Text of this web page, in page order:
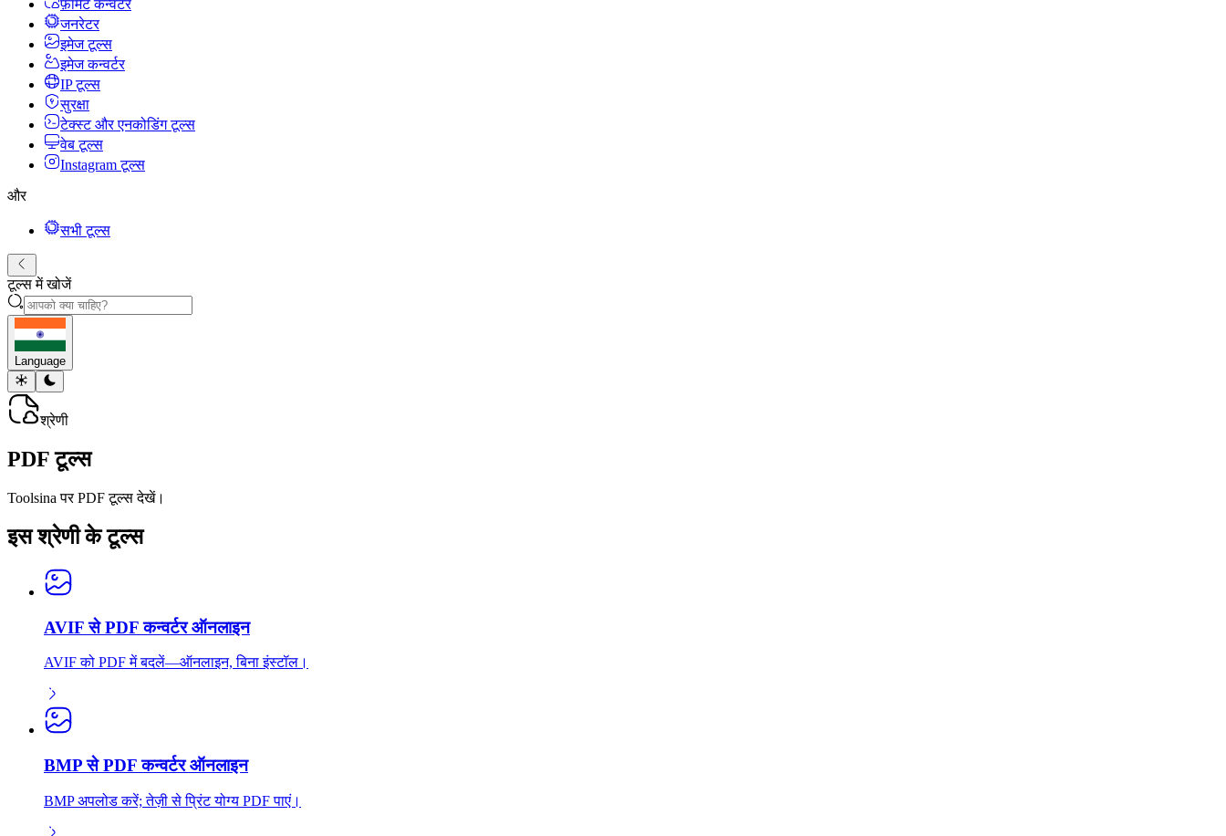
फ़ॉर्मेट कन्वर्टर
जनरेटर
इमेज टूल्स
इमेज कन्वर्टर
IP टूल्स
सुरक्षा
टेक्स्ट और एनकोडिंग टूल्स
वेब टूल्स
Instagram टूल्स
और
सभी टूल्स
टूल्स में खोजें
Language
श्रेणी
PDF टूल्स
Toolsina पर PDF टूल्स देखें।
इस श्रेणी के टूल्स
AVIF से PDF कन्वर्टर ऑनलाइन
AVIF को PDF में बदलें—ऑनलाइन, बिना इंस्टॉल।
BMP से PDF कन्वर्टर ऑनलाइन
BMP अपलोड करें; तेज़ी से प्रिंट योग्य PDF पाएं।